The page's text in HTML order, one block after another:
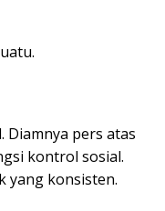
Diamnya pers atas
kontrol sosial.
yang konsisten.